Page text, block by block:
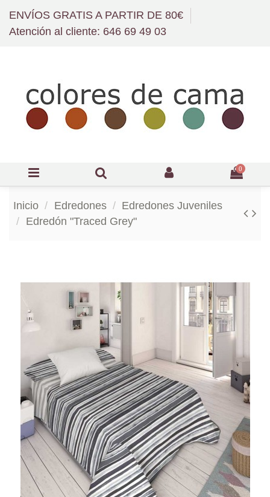
ENVÍOS GRATIS A PARTIR DE 80€
Atención al cliente: 646 69 49 03
0
Inicio Edredones
Edredones Juveniles
Edredón "Traced Grey"